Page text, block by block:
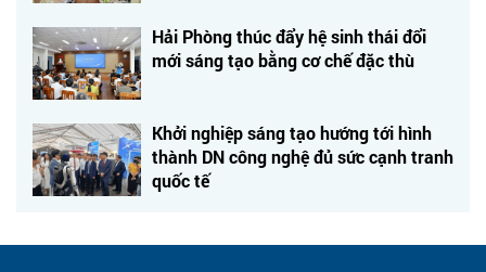
Hải Phòng thúc đẩy hệ sinh thái đổi
mới sáng tạo bằng cơ chế đặc thù
Khởi nghiệp sáng tạo hướng tới hình
thành DN công nghệ đủ sức cạnh tranh
quốc tế